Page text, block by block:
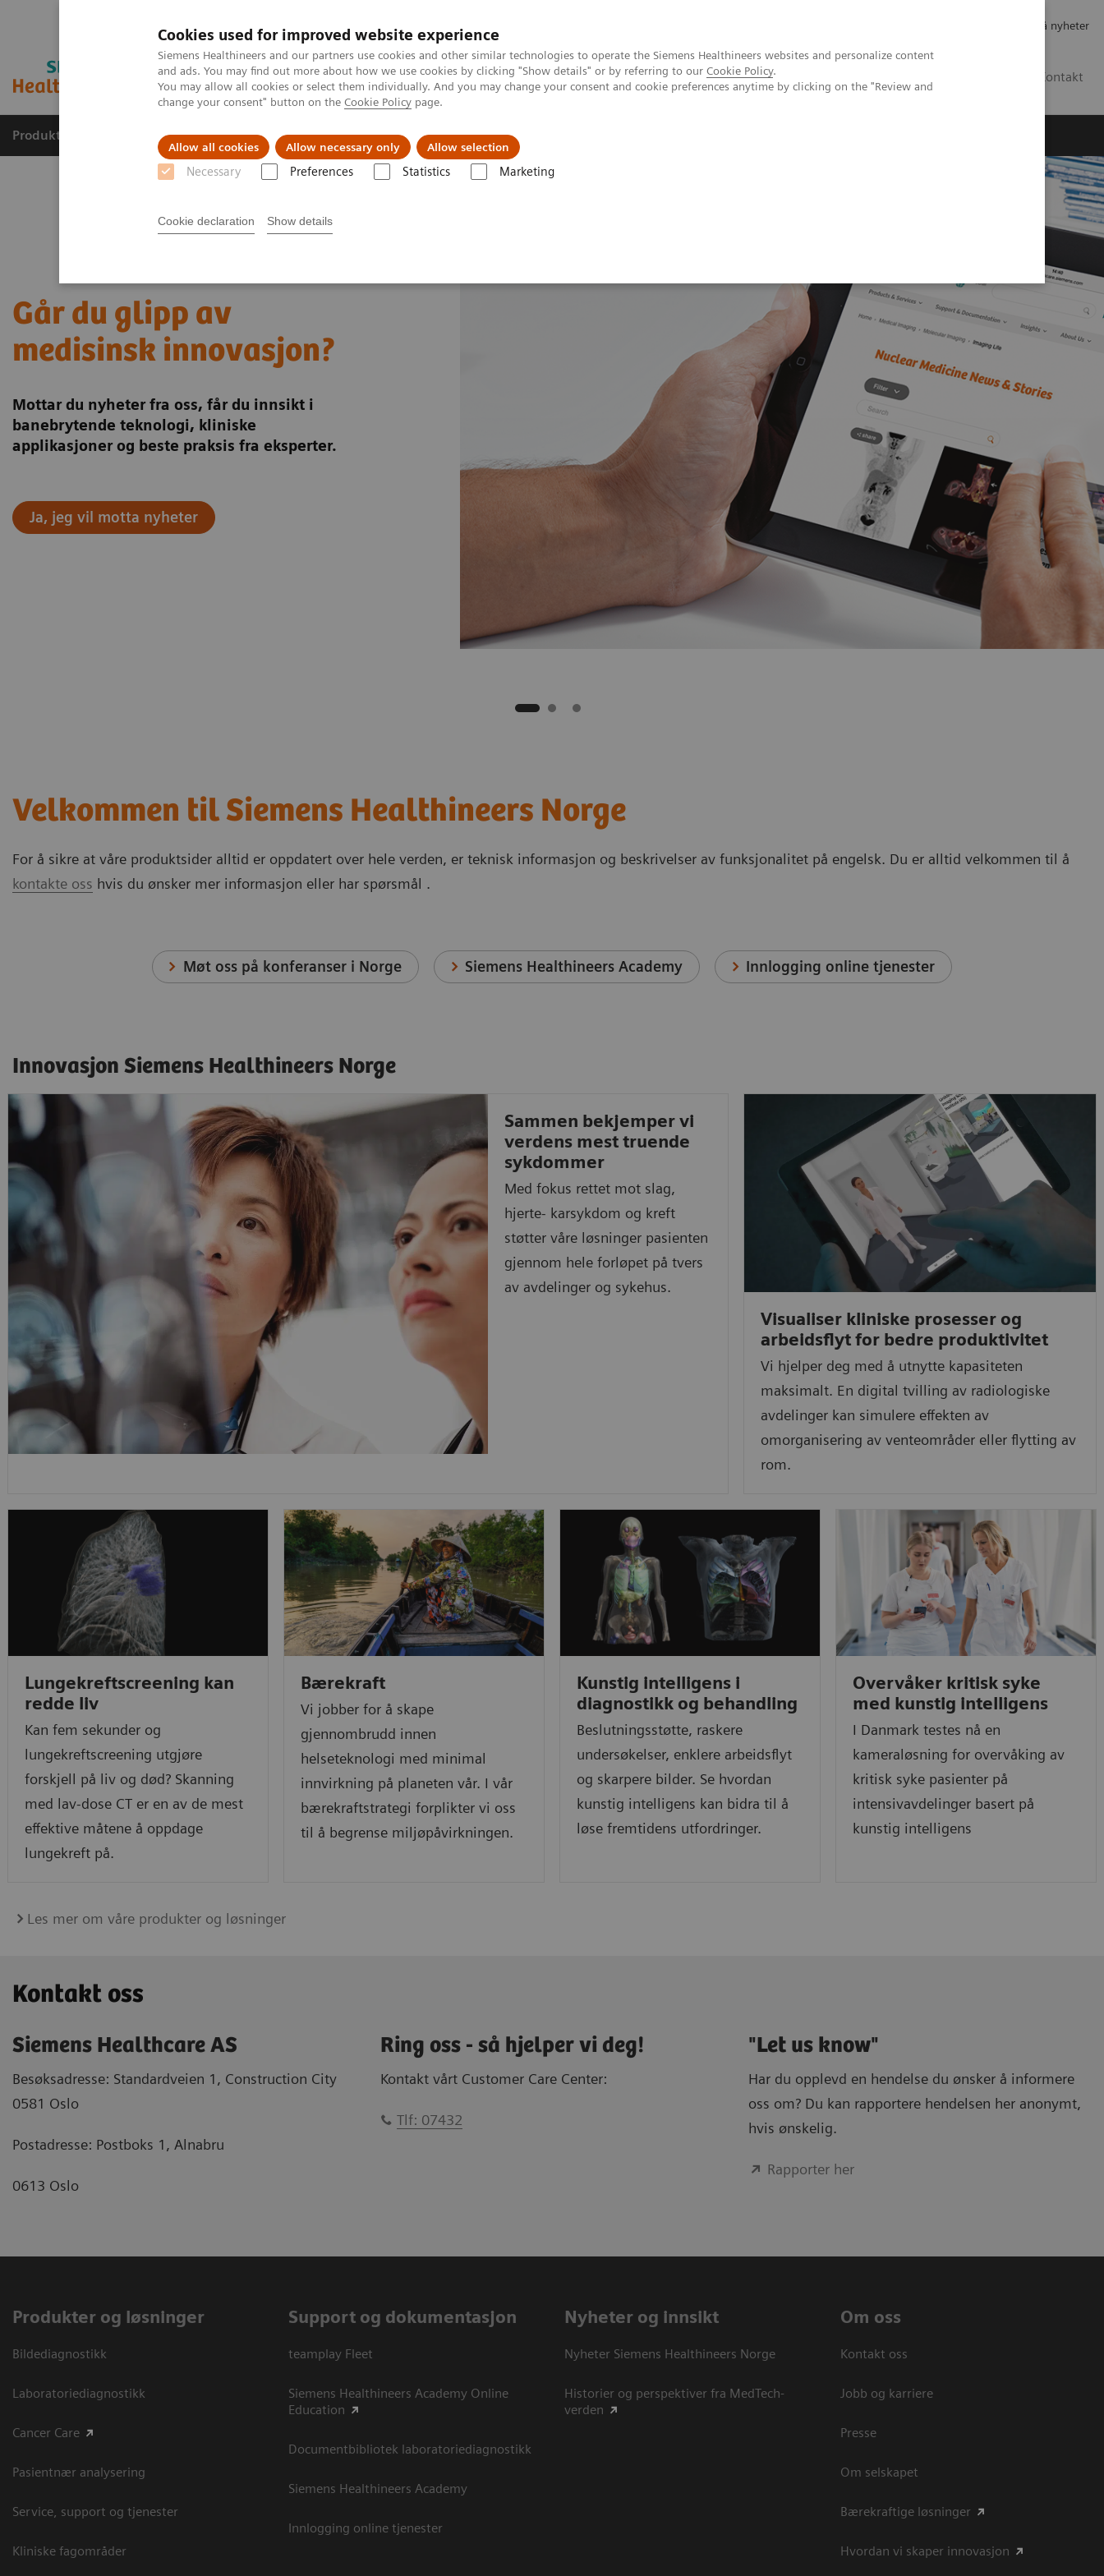
Cookies used for improved website experience
Siemens Healthineers and our partners use cookies and other similar technologies to operate the Siemens Healthineers websites and personalize content
and ads. You may find out more about how we use cookies by clicking "Show details" or by referring to our Cookie Policy.
You may allow all cookies or select them individually. And you may change your consent and cookie preferences anytime by clicking on the "Review and
change your consent" button on the Cookie Policy page.
Allow all cookies Allow necessary only Allow selection
Necessary Preferences Statistics Marketing
Cookie declaration Show details
Abonner på nyheter
Kontakt
Produkter og løsninger Support og dokumentasjon Nyheter
Går du glipp av
medisinsk innovasjon?
Mottar du nyheter fra oss, får du innsikt i
banebrytende teknologi, kliniske
applikasjoner og beste praksis fra eksperter.
Ja, jeg vil motta nyheter
Velkommen til Siemens Healthineers Norge
For å sikre at våre produktsider alltid er oppdatert over hele verden, er teknisk informasjon og beskrivelser av funksjonalitet på engelsk. Du er alltid velkommen til å
kontakte oss hvis du ønsker mer informasjon eller har spørsmål .
Møt oss på konferanser i Norge Siemens Healthineers Academy Innlogging online tjenester
Innovasjon Siemens Healthineers Norge
Sammen bekjemper vi
verdens mest truende
sykdommer
Med fokus rettet mot slag,
hjerte- karsykdom og kreft
støtter våre løsninger pasienten
gjennom hele forløpet på tvers
av avdelinger og sykehus.
Visualiser kliniske prosesser og
arbeidsflyt for bedre produktivitet
Vi hjelper deg med å utnytte kapasiteten
maksimalt. En digital tvilling av radiologiske
avdelinger kan simulere effekten av
omorganisering av venteområder eller flytting av
rom.
Lungekreftscreening kan
redde liv
Kan fem sekunder og
lungekreftscreening utgjøre
forskjell på liv og død? Skanning
med lav-dose CT er en av de mest
effektive måtene å oppdage
lungekreft på.
Bærekraft
Vi jobber for å skape
gjennombrudd innen
helseteknologi med minimal
innvirkning på planeten vår. I vår
bærekraftstrategi forplikter vi oss
til å begrense miljøpåvirkningen.
Kunstig intelligens i
diagnostikk og behandling
Beslutningsstøtte, raskere
undersøkelser, enklere arbeidsflyt
og skarpere bilder. Se hvordan
kunstig intelligens kan bidra til å
løse fremtidens utfordringer.
Overvåker kritisk syke
med kunstig intelligens
I Danmark testes nå en
kameraløsning for overvåking av
kritisk syke pasienter på
intensivavdelinger basert på
kunstig intelligens
Les mer om våre produkter og løsninger
Kontakt oss
Siemens Healthcare AS
Besøksadresse: Standardveien 1, Construction City
0581 Oslo
Postadresse: Postboks 1, Alnabru
0613 Oslo
Ring oss - så hjelper vi deg!
Kontakt vårt Customer Care Center:
Tlf: 07432
"Let us know"
Har du opplevd en hendelse du ønsker å informere
oss om? Du kan rapportere hendelsen her anonymt,
hvis ønskelig.
Rapporter her
Produkter og løsninger
Bildediagnostikk
Laboratoriediagnostikk
Cancer Care
Pasientnær analysering
Service, support og tjenester
Kliniske fagområder
Support og dokumentasjon
teamplay Fleet
Siemens Healthineers Academy Online
Education
Documentbibliotek laboratoriediagnostikk
Siemens Healthineers Academy
Innlogging online tjenester
Nyheter og innsikt
Nyheter Siemens Healthineers Norge
Historier og perspektiver fra MedTech-
verden
Om oss
Kontakt oss
Jobb og karriere
Presse
Om selskapet
Bærekraftige løsninger
Hvordan vi skaper innovasjon